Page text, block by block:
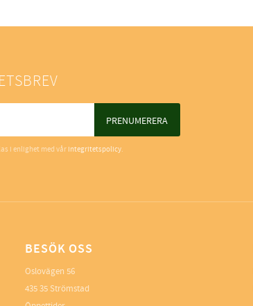
PRENUMERERA
i enlighet med vårintegritetspolicy.
BESÖK OSS
Oslovägen 56
435 35 Strömstad